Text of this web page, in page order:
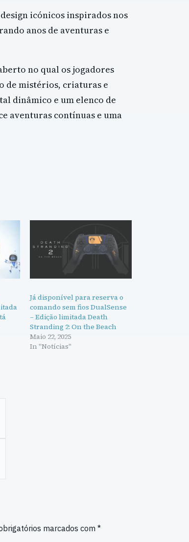
icónicos inspirados nos
anos de aventuras e
no qual os jogadores
de mistérios, criaturas e
dinâmico e um elenco de
aventuras contínuas e uma
Já disponível para reserva o
comando sem fios DualSense
– Edição limitada Death
Stranding 2: On the Beach
Maio 22, 2025
In "Notícias"
marcados com *